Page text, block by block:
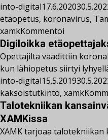
into-digital17.6.2020
etäopetus, koronavirus,
xamkKommentoi
Digiloikka
Opettajilta vaadittiin
kun lähiopetus siirtyi
into-digital15.5.2019
kaksoistutkinto, xamk
Talotekniikan
XAMKissa
XAMK tarjoaa talotekniikan